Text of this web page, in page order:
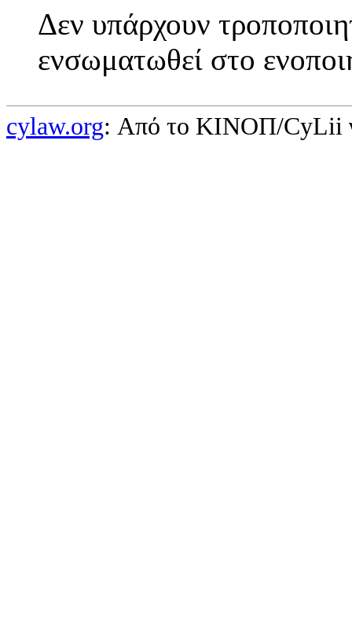
Δεν υπάρχουν
ενσωματωθεί στο
cylaw.org: Από το ΚΙΝOΠ/CyLii